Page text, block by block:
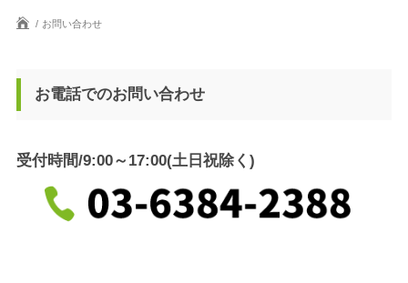
お問い合わせ
お電話でのお問い合わせ
受付時間/9:00～17:00(土日祝除く)